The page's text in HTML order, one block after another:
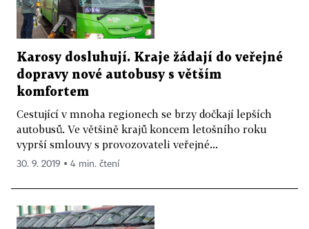
Karosy dosluhují. Kraje žádají do veřejné
dopravy nové autobusy s větším
komfortem
Cestující v mnoha regionech se brzy dočkají lepších
autobusů. Ve většině krajů koncem letošního roku
vyprší smlouvy s provozovateli veřejné...
30. 9. 2019 ▪ 4 min. čtení